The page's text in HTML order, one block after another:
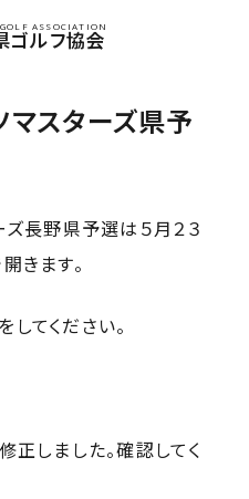
ASSOCIATION
ゴルフ協会
スターズ県予
長野県予選は５月２３
きます。
てください。
しました。確認してく